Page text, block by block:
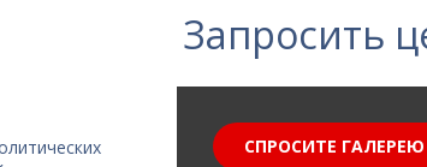
Запросить
СПРОСИТЕ ГАЛЕРЕЮ